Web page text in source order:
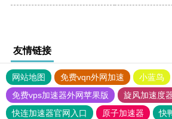
友情链接
网站地图 免费vqn外网加速
小蓝鸟
免费vps加速器外网苹果版
旋风加速度
快连加速器官网入口
原子加速器
快